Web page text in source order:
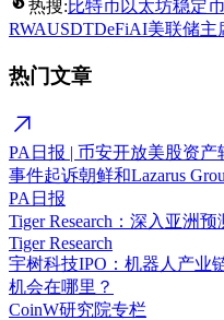
热搜:比特币 以太坊稳定币
RWAUSDTDeFiAI美联储主
热门文章
PA日报 | 币安开放美股资
事件起诉朝鲜和Lazarus
PA日报
Tiger Research：深入亚洲
Tiger Research
宇树科技IPO：机器人产业
机会在哪里？
CoinW研究院专栏